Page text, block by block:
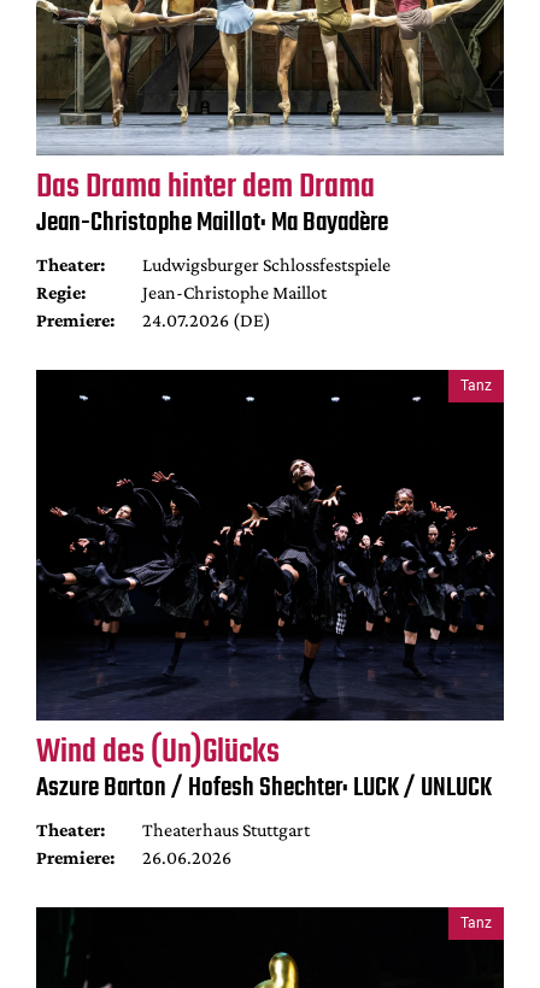
Das Drama hinter dem Drama
Jean-Christophe Maillot: Ma Bayadère
Theater:
Ludwigsburger Schlossfestspiele
Regie:
Jean-Christophe Maillot
Premiere:
24.07.2026 (DE)
Tanz
Wind des (Un)Glücks
Aszure Barton / Hofesh Shechter: LUCK / UNLUCK
Theater:
Theaterhaus Stuttgart
Premiere:
26.06.2026
Tanz